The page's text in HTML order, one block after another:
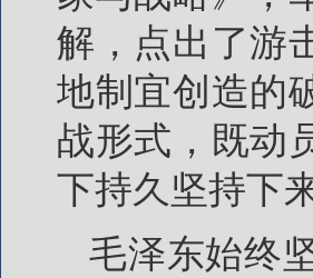
解，点出了游
地制宜创造的
战形式，既动
下持久坚持下
毛泽东始终